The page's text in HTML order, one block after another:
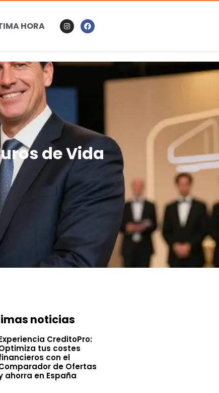
HORA
de Vida
noticias
CreditoPro:
tus costes
con el
de Ofertas
ahorra en España